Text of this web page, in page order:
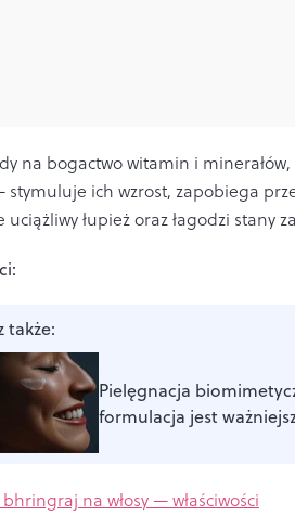
na bogactwo witamin i
stymuluje ich wzrost, zapobiega
łupież oraz łagodzi stany
także:
Pielęgnacja
formulacja jest
na włosy — właściwości